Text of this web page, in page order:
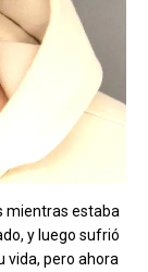
mientras estaba
y luego sufrió
vida, pero ahora